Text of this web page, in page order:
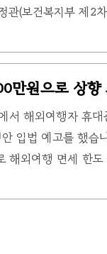
(보건복지부 제2
다. 추석 명절 고속
습니다. 거리가 가
이 해소될 것으로
료 기간은 언제까
만원으로 상향
서 해외여행자 휴
입법 예고를 했습
해외여행 면세 한도
정안에 대해 자세
면세범위 인상